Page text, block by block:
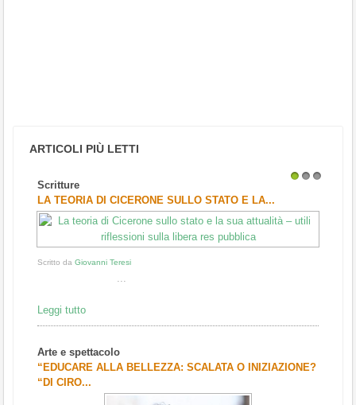
ARTICOLI PIÙ LETTI
Scritture
LA TEORIA DI CICERONE SULLO STATO E LA...
Scritto da Giovanni Teresi
...
Leggi tutto
Arte e spettacolo
“EDUCARE ALLA BELLEZZA: SCALATA O INIZIAZIONE?
“DI CIRO...